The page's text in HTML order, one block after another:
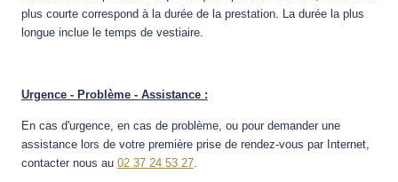
plus courte correspond à la durée de la prestation. La durée la plus
longue inclue le temps de vestiaire.
Urgence - Problème - Assistance :
En cas d'urgence, en cas de problème, ou pour demander une
assistance lors de votre première prise de rendez-vous par Internet,
contacter nous au 02 37 24 53 27.